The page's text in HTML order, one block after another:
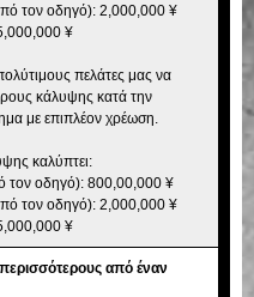
τον οδηγό): 2,000,000 ¥
¥
πελάτες μας να
κάλυψης κατά την
με επιπλέον χρέωση.
καλύπτει:
τον οδηγό): 800,00,000 ¥
τον οδηγό): 2,000,000 ¥
¥
από έναν